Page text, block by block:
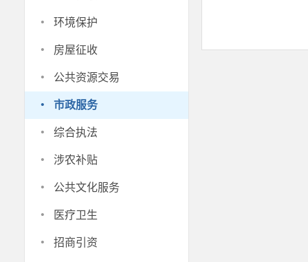
· 环境保护
· 房屋征收
· 公共资源交易
· 市政服务
· 综合执法
· 涉农补贴
· 公共文化服务
· 医疗卫生
· 招商引资